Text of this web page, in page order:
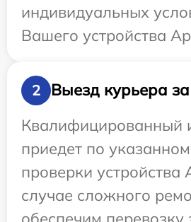
индивидуальных
Вашего устройства
2
Выезд курьера
Квалифицированный
приедет по
проверки устройства
случае сложного